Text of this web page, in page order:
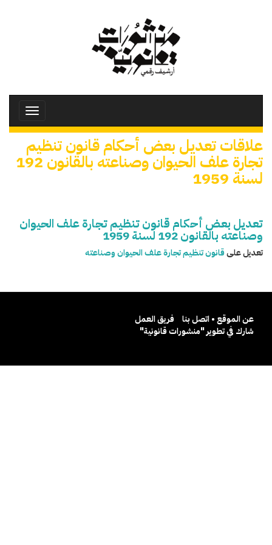
Toggle
علاقات تعديل بعض أحكام قانون تنظيم
تجارة علف الحيوان وصناعته بالقانون 192
لسنة 1959
تعديل بعض أحكام قانون تنظيم تجارة علف الحيوان
وصناعته بالقانون 192 لسنة 1959
تعديل علىقانون تنظيم تجارة علف الحيوان وصناعته
عن الموقع • اتصل بنا
فريق العمل
شارك في تطوير "منشورات قانونية"